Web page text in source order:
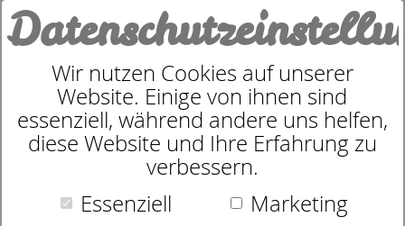
0
Bettenfachgeschäft in
Illertissen für
Wir nutzen Cookies auf unserer
Website. Einige von ihnen sind
essenziell, während andere uns helfen,
diese Website und Ihre Erfahrung zu
verbessern.
Essenziell
Marketing